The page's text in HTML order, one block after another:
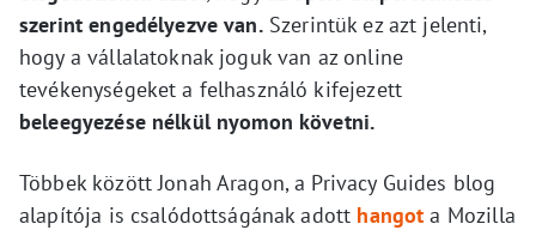
szerint engedélyezve van.Szerintük ez azt jelenti,
hogy a vállalatoknak joguk van az online
tevékenységeket a felhasználó kifejezett
beleegyezése nélkül nyomon követni.
Többek között Jonah Aragon, a Privacy Guides blog
alapítója is csalódottságának adott hangot a Mozilla